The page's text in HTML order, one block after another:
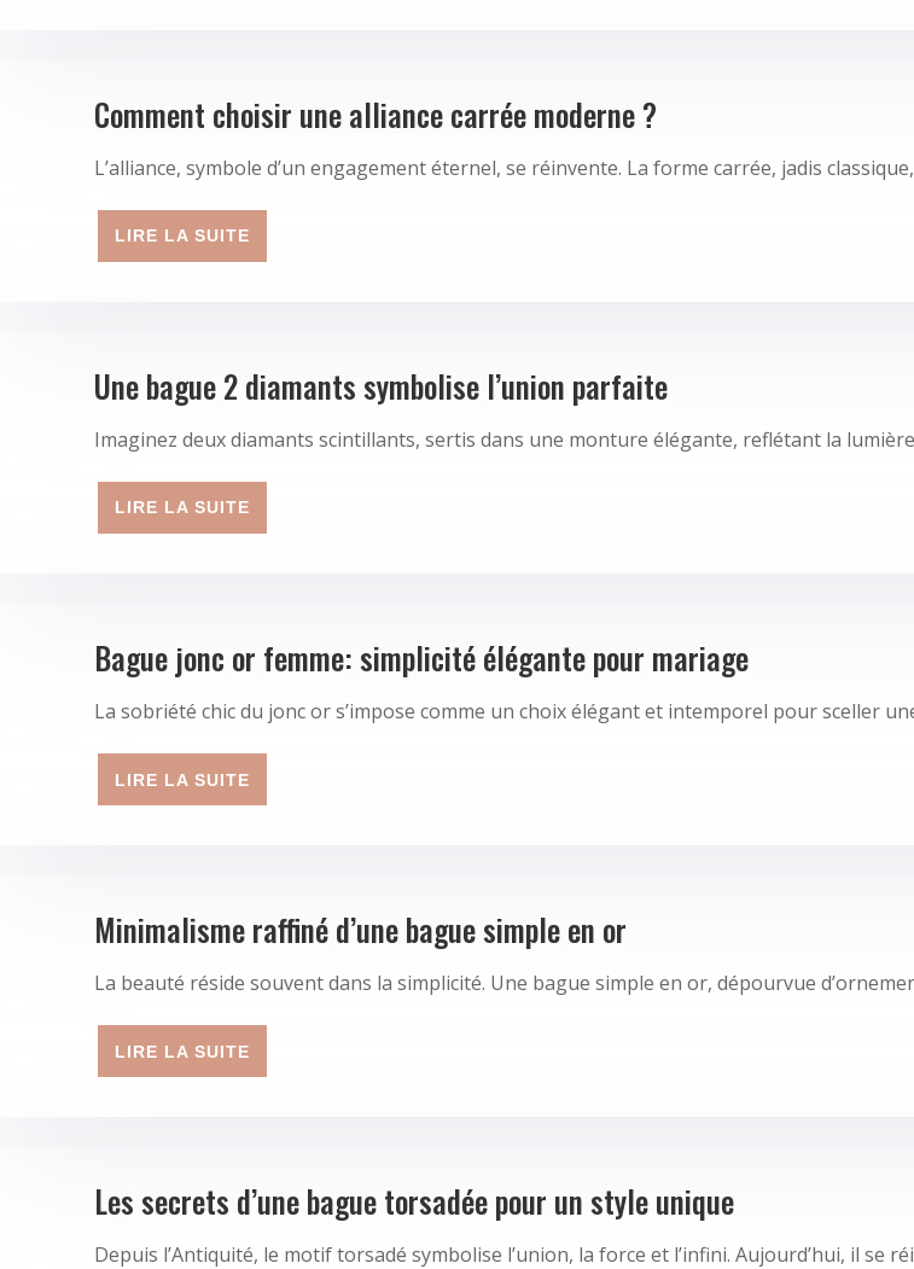
Comment choisir une alliance carrée moderne ?
L’alliance, symbole d’un engagement éternel, se réinvente. La forme carrée, jadis
LIRE LA SUITE
Une bague 2 diamants symbolise l’union parfaite
Imaginez deux diamants scintillants, sertis dans une monture élégante, reflétant la
LIRE LA SUITE
Bague jonc or femme: simplicité élégante pour mariage
La sobriété chic du jonc or s’impose comme un choix élégant et intemporel pour sceller
LIRE LA SUITE
Minimalisme raffiné d’une bague simple en or
La beauté réside souvent dans la simplicité. Une bague simple en or, dépourvue
LIRE LA SUITE
Les secrets d’une bague torsadée pour un style unique
Depuis l’Antiquité, le motif torsadé symbolise l’union, la force et l’infini. Aujourd’hui, il se